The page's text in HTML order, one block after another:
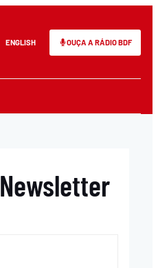
ENGLISH OUÇA A RÁDIO BDF
Newsletter